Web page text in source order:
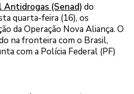
Antidrogas (Senad) do
quarta-feira (16), os
da Operação Nova Aliança. O
na fronteira com o Brasil,
com a Polícia Federal (PF)